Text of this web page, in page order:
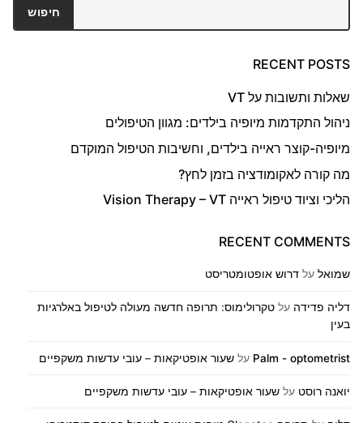
חיפוש
RECENT POSTS
שאלות ותשובות על VT
ניהול התקדמות מיופיה בילדים: מגוון הטיפולים
מיופיה-קוצר ראייה בילדים, וחשיבות הטיפול המוקדם
מה קורה לאקומודציה בזמן לחץ?
הליכי וציוד טיפול ראייה Vision Therapy – VT
RECENT COMMENTS
שמואלעלדרוש אופטומטריסט
דליה פדידהעלטקרולימוס: תרופה חדשה מעולה לטיפול באלרגיות
בעין
Palm - optometristעלשעור אופטיקאות – עובי עדשות משקפיים
יואנה רוסטעלשעור אופטיקאות – עובי עדשות משקפיים